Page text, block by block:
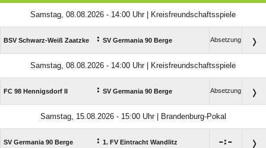
Samstag, 08.08.2026 - 14:00 Uhr | Kreisfreundschaftsspiele
BSV Schwarz-Weiß Zaatzke : SV Germania 90 Berge Absetzung
Samstag, 08.08.2026 - 14:00 Uhr | Kreisfreundschaftsspiele
FC 98 Hennigsdorf II : SV Germania 90 Berge Absetzung
Samstag, 15.08.2026 - 15:00 Uhr | Brandenburg-Pokal
SV Germania 90 Berge : 1. FV Eintracht Wandlitz :